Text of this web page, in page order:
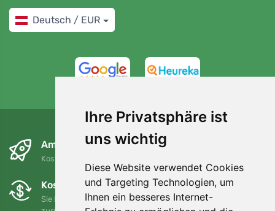
Ihre Privatsphäre ist
uns wichtig
Diese Website verwendet Cookies
und Targeting Technologien, um
Ihnen ein besseres Internet-
Deutsch / EUR
Am nächsten Tag und kostenlos
Kostenloser Versand für Bestellungen über 80 EUR
Kostenloser Umtausch und Rückgabe
Sie können Ihre Bestellung jederzeit innerhalb von 90 Tagen